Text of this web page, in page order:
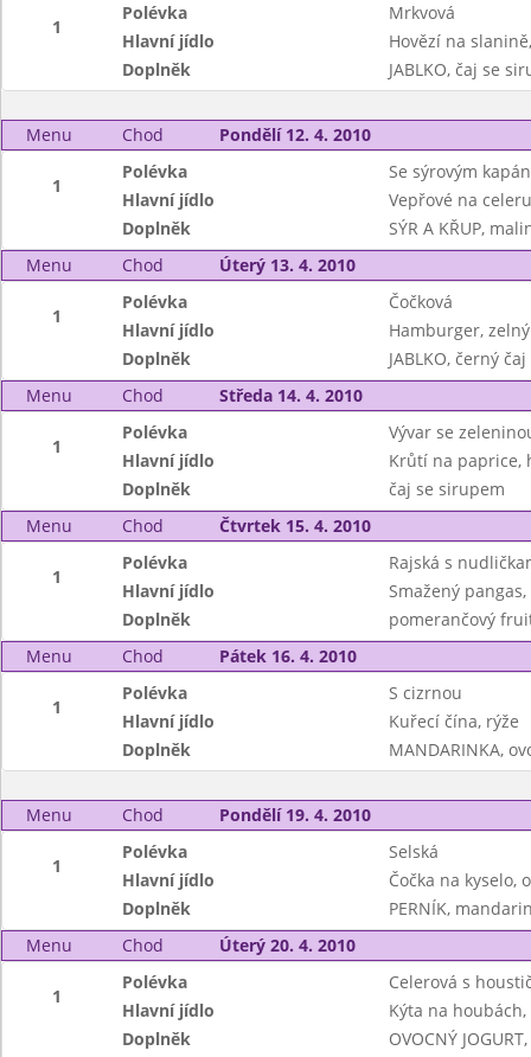
1
Polévka
Mrkvová
Hlavní jídlo
Hovězí na
Doplněk
JABLKO, čaj se
Menu Chod Pondělí 12. 4. 2010
1
Polévka
Se sýrovým
Hlavní jídlo
Vepřové na
Doplněk
SÝR A KŘUP,
Menu
Chod Úterý 13. 4. 2010
1
Polévka
Čočková
Hlavní jídlo
Hamburger,
Doplněk
JABLKO, černý
Menu
Chod Středa 14. 4. 2010
1
Polévka
Vývar se
Hlavní jídlo
Krůtí na paprice,
Doplněk
čaj se sirupem
Menu
Chod Čtvrtek 15. 4. 2010
1
Polévka
Rajská s
Hlavní jídlo
Smažený
Doplněk
pomerančový
Menu
Chod Pátek 16. 4. 2010
1
Polévka
S cizrnou
Hlavní jídlo
Kuřecí čína, rýže
Doplněk
MANDARINKA,
Menu Chod Pondělí 19. 4. 2010
1
Polévka
Selská
Hlavní jídlo
Čočka na kyselo,
Doplněk
PERNÍK,
Menu
Chod Úterý 20. 4. 2010
1
Polévka
Celerová s
Hlavní jídlo
Kýta na
Doplněk
OVOCNÝ